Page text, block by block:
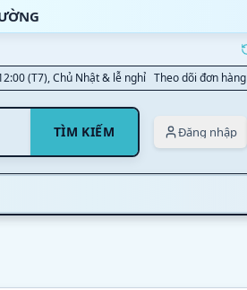
(T7), Chủ Nhật & lễ nghỉ Theo dõi đơn hàng
TÌM KIẾM Đăng nhập